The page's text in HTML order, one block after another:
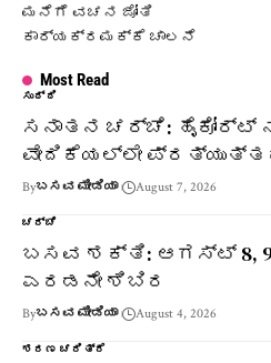
ಮನೆಗೆ ವಚನ ಜೋತಿ
ಕಾರ್ಯಕ್ರಮಕ್ಕೆ ಚಾಲನೆ
Most Read
ಸುದ್ದಿ
ಸನಾತನ ಚರ್ಚೆ: ಹೈಕೋರ್ಟ್
ವೇದಿಕೆಯಲ್ಲೇ
Byಬಸವ ಮೀಡಿಯಾ August 7, 2026
ಚರ್ಚೆ
ಬಸವ ಶಕ್ತಿ: ಆಗಸ್ಟ್ 8,
ಎರಡನೇ ಶಿಬಿರ
Byಬಸವ ಮೀಡಿಯಾ August 4, 2026
ಶರಣ ಚರಿತ್ರೆ